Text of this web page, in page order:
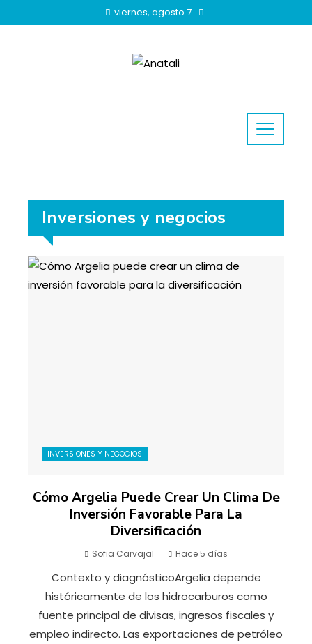
viernes, agosto 7
Inversiones y negocios
INVERSIONES Y NEGOCIOS
Cómo Argelia Puede Crear Un Clima De
Inversión Favorable Para La
Diversificación
Sofia Carvajal Hace 5 días
Contexto y diagnósticoArgelia depende
históricamente de los hidrocarburos como
fuente principal de divisas, ingresos fiscales y
empleo indirecto. Las exportaciones de petróleo